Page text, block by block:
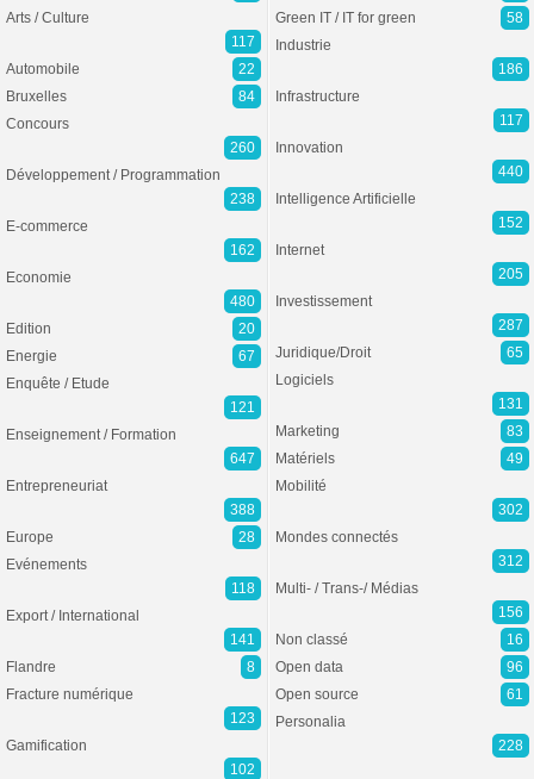
Arts / Culture
117
Automobile
22
Bruxelles
84
Concours
260
Développement / Programmation
238
E-commerce
162
Economie
480
Edition
20
Energie
67
Enquête / Etude
121
Enseignement / Formation
647
Entrepreneuriat
388
Europe
28
Evénements
118
Export / International
141
Flandre
8
Fracture numérique
123
Gamification
102
Green IT / IT for green
58
Industrie
186
Infrastructure
117
Innovation
440
Intelligence Artificielle
152
Internet
205
Investissement
287
Juridique/Droit
65
Logiciels
131
Marketing
83
Matériels
49
Mobilité
302
Mondes connectés
312
Multi- / Trans-/ Médias
156
Non classé
16
Open data
96
Open source
61
Personalia
228